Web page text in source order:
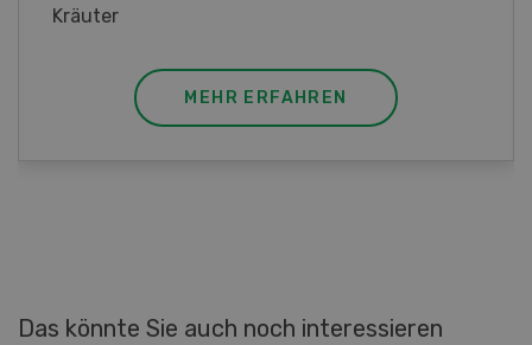
MEHR ERFAHREN
Das könnte Sie auch noch interessieren